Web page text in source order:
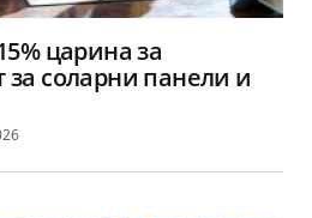
царина за
соларни панели и